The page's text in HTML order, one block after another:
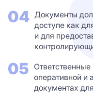
04 Документы
доступе как
и для
05 оперативной и
документах